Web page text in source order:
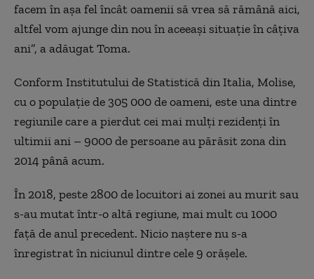
facem în aşa fel încât oamenii să vrea să rămână aici,
altfel vom ajunge din nou în aceeaşi situaţie în câţiva
ani”, a adăugat Toma.
Conform Institutului de Statistică din Italia, Molise,
cu o populaţie de 305 000 de oameni, este una dintre
regiunile care a pierdut cei mai mulţi rezidenţi în
ultimii ani – 9000 de persoane au părăsit zona din
2014 până acum.
În 2018, peste 2800 de locuitori ai zonei au murit sau
s-au mutat într-o altă regiune, mai mult cu 1000
faţă de anul precedent. Nicio naştere nu s-a
înregistrat în niciunul dintre cele 9 orăşele.